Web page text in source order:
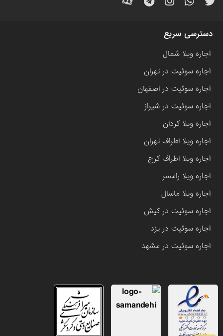
دسترسی سریع
اجاره ویلا شمال
اجاره سوئیت در تهران
اجاره سوئیت در اصفهان
اجاره سوئیت در شیراز
اجاره ویلا کردان
اجاره ویلا اطراف تهران
اجاره ویلا اطراف کرج
اجاره ویلا رامسر
اجاره ویلا ماسال
اجاره سوئیت در کیش
اجاره سوئیت در یزد
اجاره سوئیت در مشهد